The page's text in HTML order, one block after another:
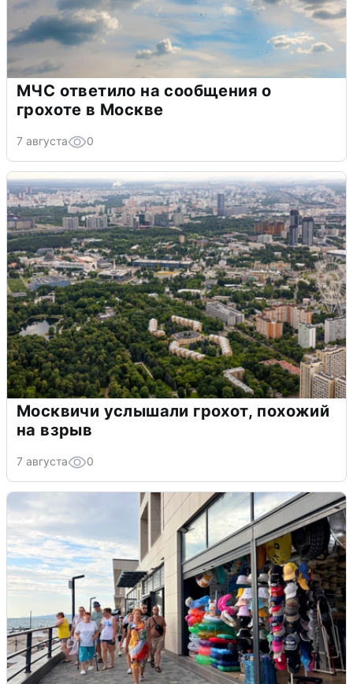
МЧС ответило на сообщения о
грохоте в Москве
7 августа 0
Москвичи услышали грохот, похожий
на взрыв
7 августа 0